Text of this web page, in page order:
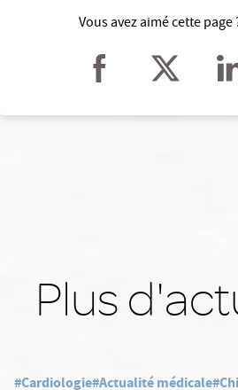
Vous avez aimé cette page
Plus
#Cardiologie#Actualité médicale